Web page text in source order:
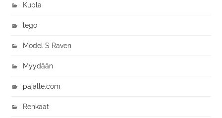
Kupla
lego
Model S Raven
Myydään
pajalle.com
Renkaat